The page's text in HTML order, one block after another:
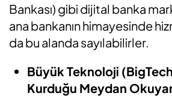
Bankası) gibi dijital banka
ana bankanın himayesinde
da bu alanda sayılabilirler.
Büyük Teknoloji
Kurduğu Meydan